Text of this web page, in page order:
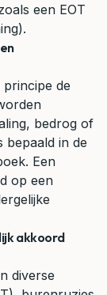
een EOT
de
bedrog of
bepaald in de
Een
op een
akkoord
diverse